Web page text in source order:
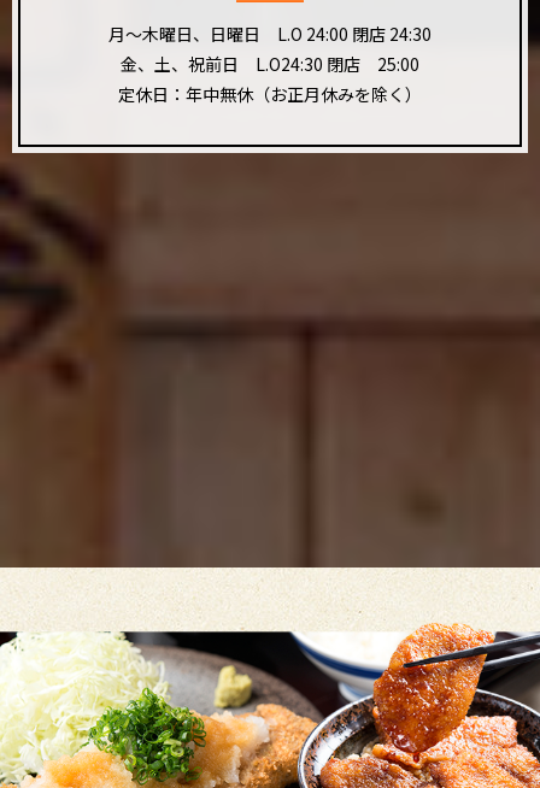
月〜木曜日、日曜日 L.O 24:00 閉店 24:30
金、土、祝前日 L.O24:30 閉店 25:00
定休日：年中無休（お正月休みを除く）